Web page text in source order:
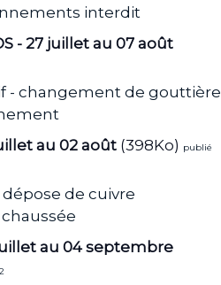
interdit
- 27 juillet au 07 août
- changement de gouttière
au 02 août (398Ko) publié
de cuivre
au 04 septembre